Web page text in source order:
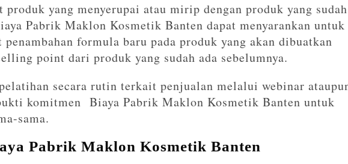
yang menyerupai atau mirip dengan produk yang sudah
Pabrik Maklon Kosmetik Banten dapat menyarankan untuk
formula baru pada produk yang akan dibuatkan
point dari produk yang sudah ada sebelumnya.
secara rutin terkait penjualan melalui webinar
komitmen Biaya Pabrik Maklon Kosmetik Banten untuk
sama.
Pabrik Maklon Kosmetik Banten